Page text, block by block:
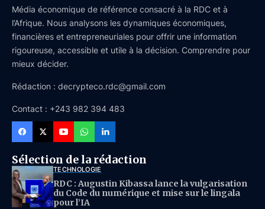
Média économique de référence consacré à la RDC et à
l’Afrique. Nous analysons les dynamiques économiques,
financières et entrepreneuriales pour offrir une information
rigoureuse, accessible et utile à la décision. Comprendre pour
mieux décider.
Rédaction : decrypteco.rdc@gmail.com
Contact : +243 982 394 483
Sélection de la rédaction
TECHNOLOGIE
RDC : Augustin Kibassa lance la vulgarisation
du Code du numérique et mise sur le lingala
pour l’IA